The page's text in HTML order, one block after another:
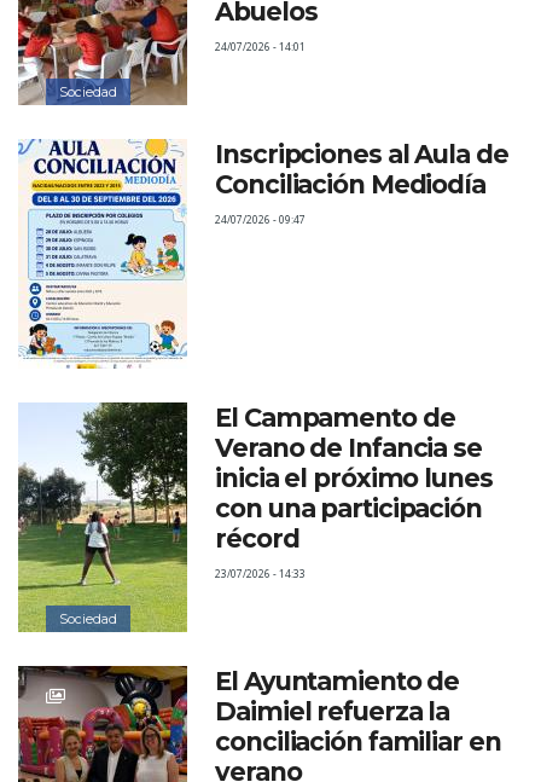
Sociedad
Abuelos
24/07/2026 - 14:01
Inscripciones al Aula de
Conciliación Mediodía
24/07/2026 - 09:47
Sociedad
El Campamento de
Verano de Infancia se
inicia el próximo lunes
con una participación
récord
23/07/2026 - 14:33
El Ayuntamiento de
Daimiel refuerza la
conciliación familiar en
verano